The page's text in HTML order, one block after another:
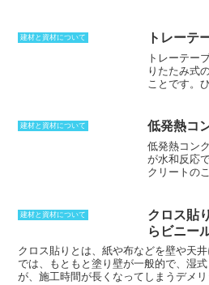
建材と資材について トレーテ
トレーテー
りたたみ式
ことです。
ブルを出し
して、トレ
きるため、
可能だとい
うことを考
がある分だ
に使うこと
めテーブル
う点です。
さが限界と
な物となり
建材と資材について 低発熱コ
低発熱コン
が水和反応
クリートの
出てしまう
発熱コンク
厚みを持た
とができる
構造物など
ートの量が
建材と資材について
クロス貼
らビニー
クロス貼り とは、紙や布などを壁や天
では、もともと塗り壁が一般的で、湿
が、施工時間が長くなってしまうデメリ